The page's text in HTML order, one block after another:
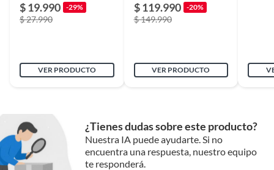
$ 19.990 -29%
$ 27.990
VER PRODUCTO
$ 119.990 -20%
$ 149.990
VER PRODUCTO
¿Tienes dudas sobre este producto?
Nuestra IA puede ayudarte. Si no
encuentra una respuesta, nuestro equipo
te responderá.